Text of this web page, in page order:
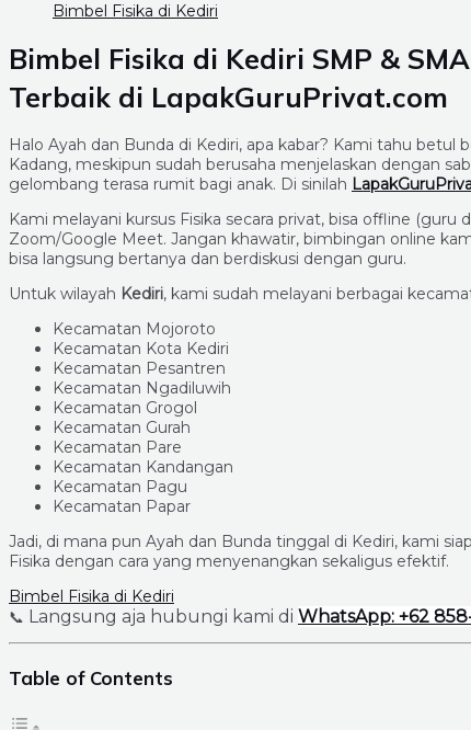
Bimbel Fisika di Kediri
Bimbel Fisika di Kediri SMP &
Terbaik di LapakGuruPrivat.com
Halo Ayah dan Bunda di Kediri, apa kabar? Kami tahu
Kadang, meskipun sudah berusaha menjelaskan dengan
gelombang terasa rumit bagi anak. Di sinilah
Kami melayani kursus Fisika secara privat, bisa offline
Zoom/Google Meet. Jangan khawatir, bimbingan online
bisa langsung bertanya dan berdiskusi dengan guru.
Untuk wilayah Kediri, kami sudah melayani berbagai
Kecamatan Mojoroto
Kecamatan Kota Kediri
Kecamatan Pesantren
Kecamatan Ngadiluwih
Kecamatan Grogol
Kecamatan Gurah
Kecamatan Pare
Kecamatan Kandangan
Kecamatan Pagu
Kecamatan Papar
Jadi, di mana pun Ayah dan Bunda tinggal di Kediri, kami
Fisika dengan cara yang menyenangkan sekaligus efektif.
Bimbel Fisika di Kediri
📞 Langsung aja hubungi kami di WhatsApp: +62
Table of Contents